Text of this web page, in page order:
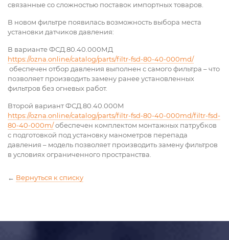
связанные со сложностью поставок импортных товаров.
В новом фильтре появилась возможность выбора места
установки датчиков давления:
В варианте ФСД.80.40.000МД
https://ozna.online/catalog/parts/filtr-fsd-80-40-000md/
обеспечен отбор давления выполнен с самого фильтра – что
позволяет производить замену ранее установленных
фильтров без огневых работ.
Второй вариант ФСД.80.40.000М
https://ozna.online/catalog/parts/filtr-fsd-80-40-000md/filtr-fsd-
80-40-000m/обеспечен комплектом монтажных патрубков
с подготовкой под установку манометров перепада
давления – модель позволяет производить замену фильтров
в условиях ограниченного пространства.
← Вернуться к списку